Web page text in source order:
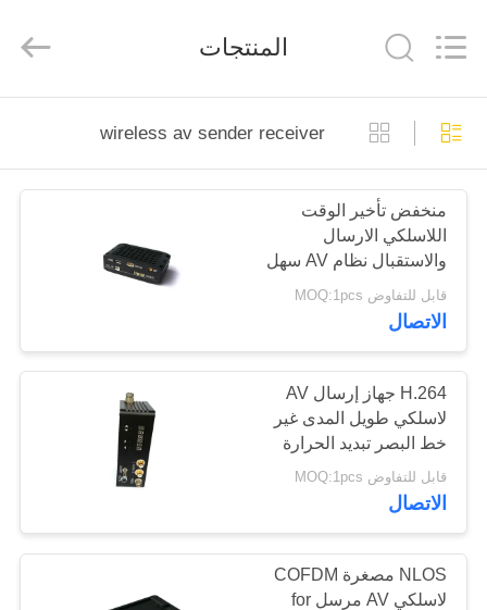
المنزل
المنتجات
حولنا
جولة
في
المصنع
مراقبة
الجودة
اتصل
Technology
Co.,Ltd.
Reserved.
المنتجات
wireless av sender receiver
منخفض تأخير الوقت
اللاسلكي الارسال
والاستقبال نظام AV سهل
الحمل
قابل للتفاوض MOQ:1pcs
الاتصال
H.264 جهاز إرسال AV
لاسلكي طويل المدى غير
خط البصر تبديد الحرارة
جيد
قابل للتفاوض MOQ:1pcs
الاتصال
NLOS مصغرة COFDM
لاسلكي AV مرسل for